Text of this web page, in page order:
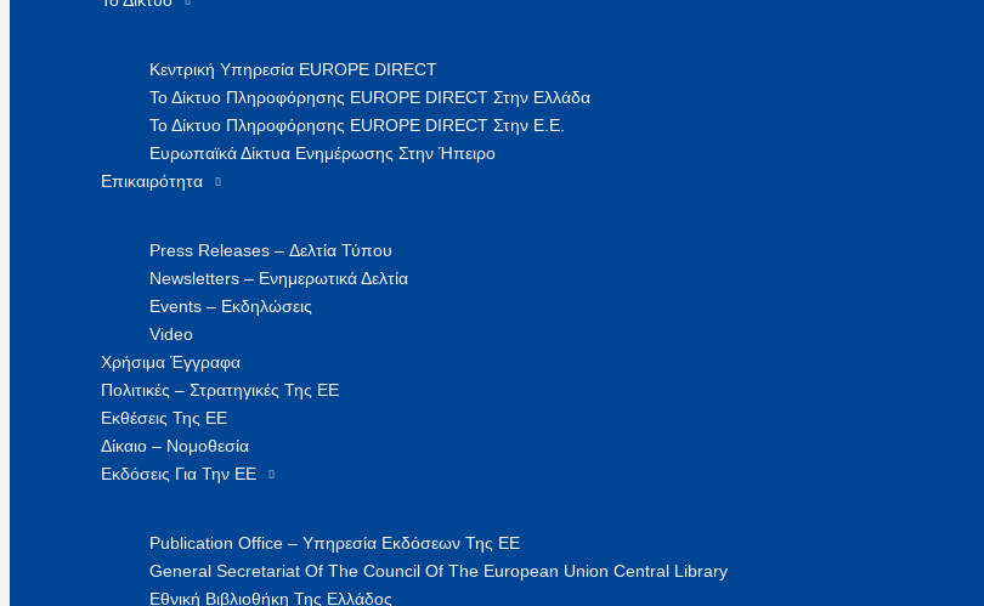
Κεντρική Υπηρεσία EUROPE DIRECT
Το Δίκτυο Πληροφόρησης EUROPE DIRECT Στην Ελλάδα
Το Δίκτυο Πληροφόρησης EUROPE DIRECT Στην Ε.Ε.
Ευρωπαϊκά Δίκτυα Ενημέρωσης Στην Ήπειρο
Επικαιρότητα
Press Releases – Δελτία Τύπου
Newsletters – Ενημερωτικά Δελτία
Events – Εκδηλώσεις
Video
Χρήσιμα Έγγραφα
Πολιτικές – Στρατηγικές Της ΕΕ
Εκθέσεις Της ΕΕ
Δίκαιο – Νομοθεσία
Εκδόσεις Για Την ΕΕ
Publication Office – Υπηρεσία Εκδόσεων Της ΕΕ
General Secretariat Of The Council Of The European Union Central Library
Εθνική Βιβλιοθήκη Της Ελλάδος